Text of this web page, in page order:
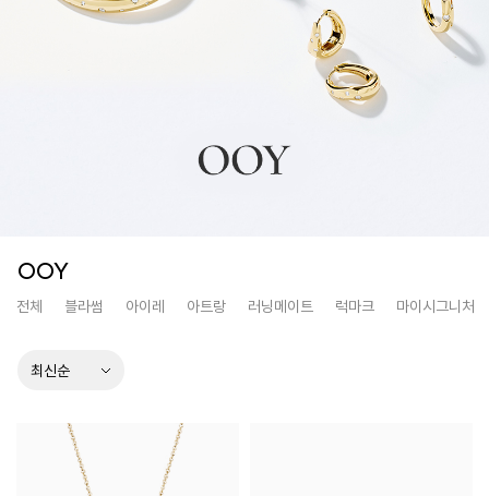
OOY
전체 블라썸 아이레 아트랑 러닝메이트 럭마크 마이시그니처